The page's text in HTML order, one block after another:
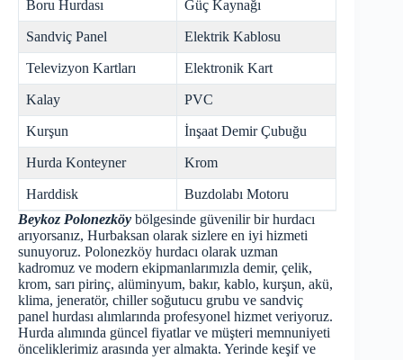
Boru Hurdası Güç Kaynağı
Sandviç Panel Elektrik Kablosu
Televizyon Kartları Elektronik Kart
Kalay PVC
Kurşun İnşaat Demir Çubuğu
Hurda Konteyner Krom
Harddisk
Buzdolabı Motoru
Beykoz Polonezköy bölgesinde güvenilir bir hurdacı
arıyorsanız, Hurbaksan olarak sizlere en iyi hizmeti
sunuyoruz. Polonezköy hurdacı olarak uzman
kadromuz ve modern ekipmanlarımızla demir, çelik,
krom, sarı pirinç, alüminyum, bakır, kablo, kurşun, akü,
klima, jeneratör, chiller soğutucu grubu ve sandviç
panel hurdası alımlarında profesyonel hizmet veriyoruz.
Hurda alımında güncel fiyatlar ve müşteri memnuniyeti
önceliklerimiz arasında yer almakta. Yerinde keşif ve